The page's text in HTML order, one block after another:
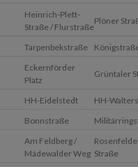
Heinrich-Plett-
Straße / Flurstraße
Plöner
Tarpenbekstraße
Eckernförder
Platz
Grüntaler
HH-Eidelstedt
HH-
Bonnstraße
Am Feldberg /
Mädewalder Weg Straße